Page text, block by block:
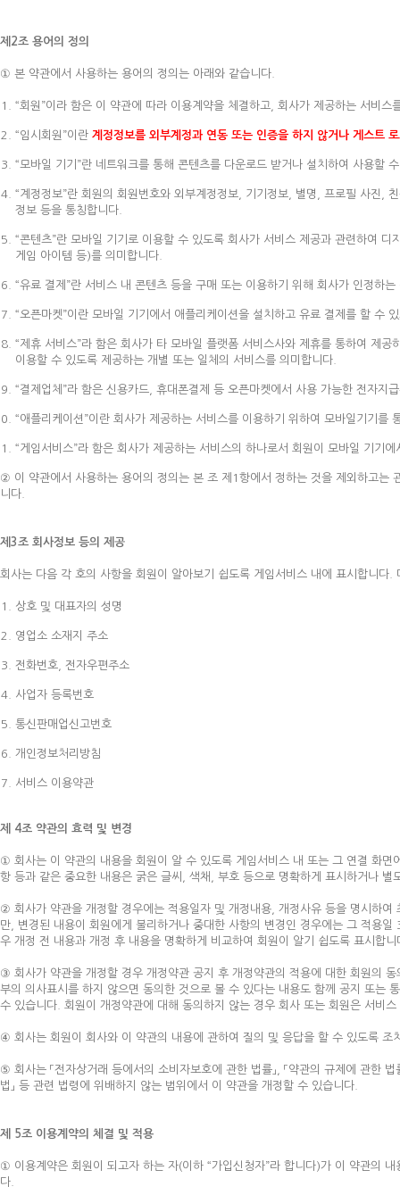
제2조 용어의 정의
① 본 약관에서 사용하는 용어의 정의는 아래와 같습니다.
“회원”이라 함은 이 약관에 따라 이용계약을 체결하고, 회사가 제공하는 서비스
“임시회원”이란 계정정보를 외부계정과 연동 또는 인증을 하지 않거나 게스트
“모바일 기기”란 네트워크를 통해 콘텐츠를 다운로드 받거나 설치하여 사용할
“계정정보”란 회원의 회원번호와 외부계정정보, 기기정보, 별명, 프로필 사진,
정보 등을 통칭합니다.
“콘텐츠”란 모바일 기기로 이용할 수 있도록 회사가 서비스 제공과 관련하여
게임 아이템 등)를 의미합니다.
“유료 결제”란 서비스 내 콘텐츠 등을 구매 또는 이용하기 위해 회사가 인정하
“오픈마켓”이란 모바일 기기에서 애플리케이션을 설치하고 유료 결제를 할 수
“제휴 서비스”라 함은 회사가 타 모바일 플랫폼 서비스사와 제휴를 통하여 제
이용할 수 있도록 제공하는 개별 또는 일체의 서비스를 의미합니다.
“결제업체”라 함은 신용카드, 휴대폰결제 등 오픈마켓에서 사용 가능한 전자지
“애플리케이션”이란 회사가 제공하는 서비스를 이용하기 위하여 모바일기기
“게임서비스”라 함은 회사가 제공하는 서비스의 하나로서 회원이 모바일 기기
② 이 약관에서 사용하는 용어의 정의는 본 조 제1항에서 정하는 것을 제외하고는
니다.
제3조 회사정보 등의 제공
회사는 다음 각 호의 사항을 회원이 알아보기 쉽도록 게임서비스 내에 표시합니
상호 및 대표자의 성명
영업소 소재지 주소
전화번호, 전자우편주소
사업자 등록번호
통신판매업신고번호
개인정보처리방침
서비스 이용약관
제 4조 약관의 효력 및 변경
① 회사는 이 약관의 내용을 회원이 알 수 있도록 게임서비스 내 또는 그 연결 화
항 등과 같은 중요한 내용은 굵은 글씨, 색채, 부호 등으로 명확하게 표시하거나
② 회사가 약관을 개정할 경우에는 적용일자 및 개정내용, 개정사유 등을 명시하
만, 변경된 내용이 회원에게 불리하거나 중대한 사항의 변경인 경우에는 그 적용
우 개정 전 내용과 개정 후 내용을 명확하게 비교하여 회원이 알기 쉽도록 표시합니
③ 회사가 약관을 개정할 경우 개정약관 공지 후 개정약관의 적용에 대한 회원의
부의 의사표시를 하지 않으면 동의한 것으로 볼 수 있다는 내용도 함께 공지 또는
수 있습니다. 회원이 개정약관에 대해 동의하지 않는 경우 회사 또는 회원은 서비
④ 회사는 회원이 회사와 이 약관의 내용에 관하여 질의 및 응답을 할 수 있도록 조
⑤ 회사는 「전자상거래 등에서의 소비자보호에 관한 법률」, 「약관의 규제에 관한 법
법」 등 관련 법령에 위배하지 않는 범위에서 이 약관을 개정할 수 있습니다.
제 5조 이용계약의 체결 및 적용
① 이용계약은 회원이 되고자 하는 자(이하 “가입신청자”라 합니다)가 이 약관의
다.